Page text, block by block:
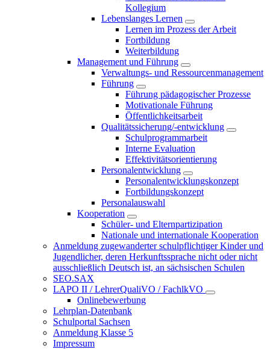
Kollegium
Lebenslanges Lernen
Lernen im Prozess der Arbeit
Fortbildung
Weiterbildung
Management und Führung
Verwaltungs- und Ressourcenmanagement
Führung
Führung pädagogischer Prozesse
Motivationale Führung
Öffentlichkeitsarbeit
Qualitätssicherung/-entwicklung
Schulprogrammarbeit
Interne Evaluation
Effektivitätsorientierung
Personalentwicklung
Personalentwicklungskonzept
Fortbildungskonzept
Personalauswahl
Kooperation
Schüler- und Elternpartizipation
Nationale und internationale Kooperation
Anmeldung zugewanderter schulpflichtiger Kinder und
Jugendlicher, deren Herkunftssprache nicht oder nicht
ausschließlich Deutsch ist, an sächsischen Schulen
SEO.SAX
LAPO II / LehrerQualiVO / FachlkVO
Onlinebewerbung
Lehrplan-Datenbank
Schulportal Sachsen
Anmeldung Klasse 5
Impressum